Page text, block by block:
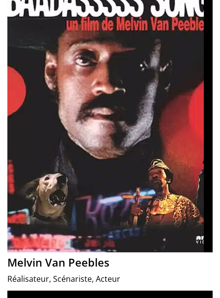
Melvin Van Peebles
Réalisateur, Scénariste, Acteur